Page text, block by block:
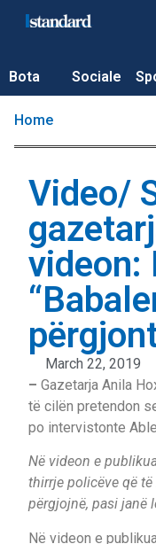
Bota Sociale
Home
Video/
videon:
March 22, 2019
– Gazetarja Anila
të cilën pretendon
po intervistonte
Në videon e
thirrje policëve që
përgjojnë, pasi janë
Në videon e